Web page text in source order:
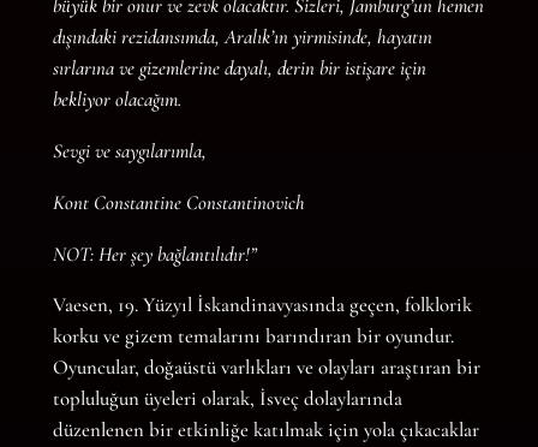
büyük bir onur ve zevk olacaktır. Sizleri, Jamburg’un hemen
dışındaki rezidansımda, Aralık’ın yirmisinde, hayatın
sırlarına ve gizemlerine dayalı, derin bir istişare için
bekliyor olacağım.
Sevgi ve saygılarımla,
Kont Constantine Constantinovich
NOT: Her şey bağlantılıdır!”
Vaesen, 19. Yüzyıl İskandinavyasında geçen, folklorik
korku ve gizem temalarını barındıran bir oyundur.
Oyuncular, doğaüstü varlıkları ve olayları araştıran bir
topluluğun üyeleri olarak, İsveç dolaylarında
düzenlenen bir etkinliğe katılmak için yola çıkacaklar